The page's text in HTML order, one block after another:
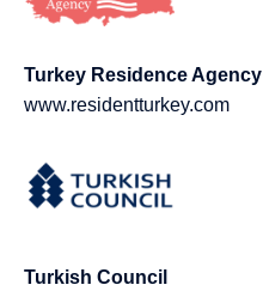
Turkey Residence Agency
www.residentturkey.com
Turkish Council